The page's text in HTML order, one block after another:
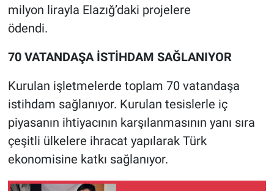
milyon lirayla Elazığ’daki projelere
ödendi.
70 VATANDAŞA İSTİHDAM SAĞLANIYOR
Kurulan işletmelerde toplam 70 vatandaşa
istihdam sağlanıyor. Kurulan tesislerle iç
piyasanın ihtiyacının karşılanmasının yanı sıra
çeşitli ülkelere ihracat yapılarak Türk
ekonomisine katkı sağlanıyor.